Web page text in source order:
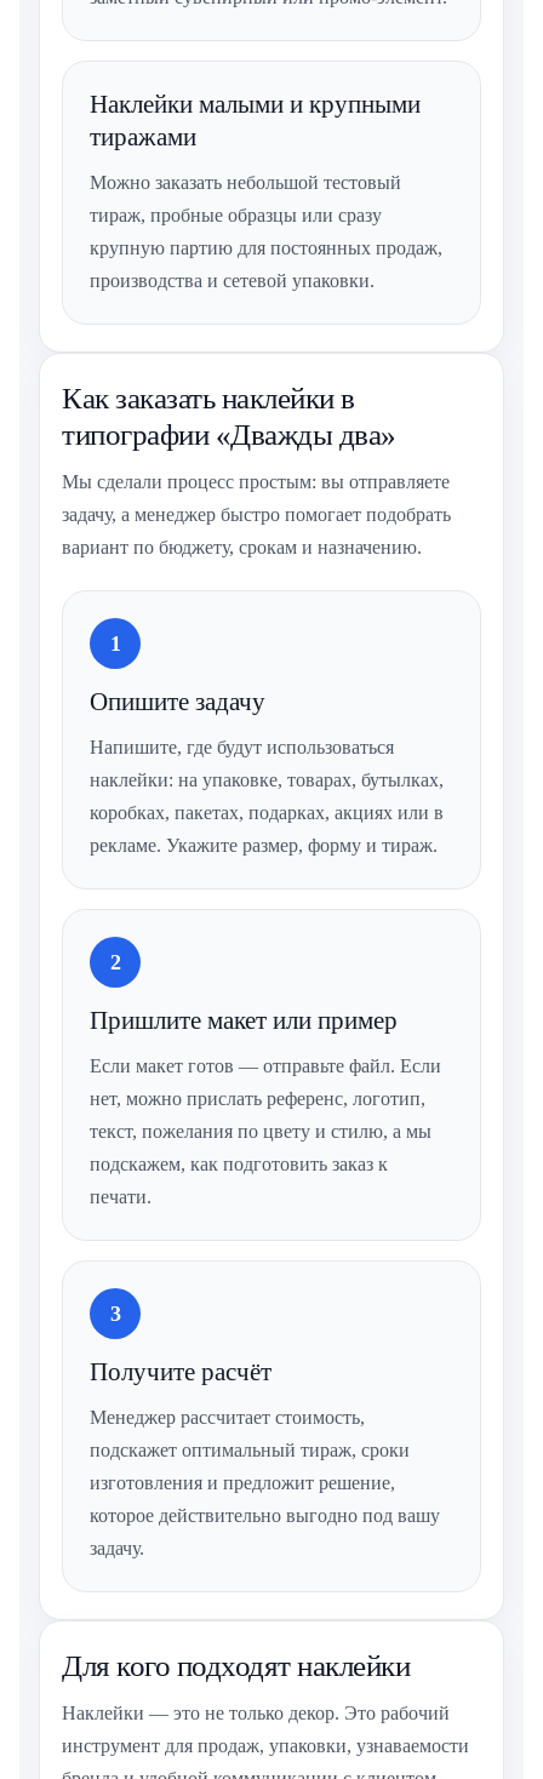
Наклейки малыми и крупными
тиражами
Можно заказать небольшой тестовый
тираж, пробные образцы или сразу
крупную партию для постоянных продаж,
производства и сетевой упаковки.
Как заказать наклейки в
типографии «Дважды два»
Мы сделали процесс простым: вы отправляете
задачу, а менеджер быстро помогает подобрать
вариант по бюджету, срокам и назначению.
1
Опишите задачу
Напишите, где будут использоваться
наклейки: на упаковке, товарах, бутылках,
коробках, пакетах, подарках, акциях или в
рекламе. Укажите размер, форму и тираж.
2
Пришлите макет или пример
Если макет готов — отправьте файл. Если
нет, можно прислать референс, логотип,
текст, пожелания по цвету и стилю, а мы
подскажем, как подготовить заказ к
печати.
3
Получите расчёт
Менеджер рассчитает стоимость,
подскажет оптимальный тираж, сроки
изготовления и предложит решение,
которое действительно выгодно под вашу
задачу.
Для кого подходят наклейки
Наклейки — это не только декор. Это рабочий
инструмент для продаж, упаковки, узнаваемости